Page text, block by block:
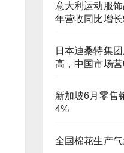
意大利运动服
年营收同比增
日本迪桑特集
高，中国市场
新加坡6月零售
4%
全国棉花生产